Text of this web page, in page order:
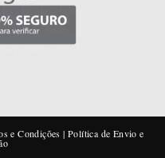
e Condições | Política de Envio e